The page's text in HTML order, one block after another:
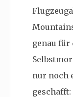
genau für
nur noch